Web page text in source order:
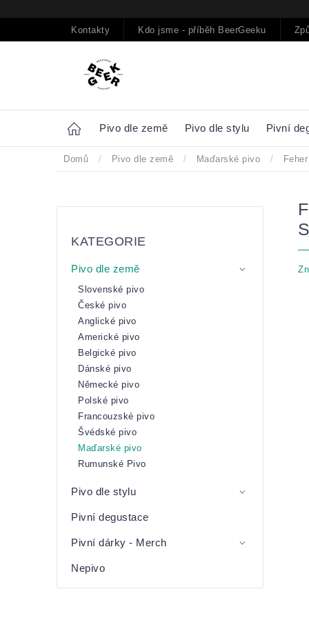
na
Kontakty Kdo jsme - příběh BeerGeeku
Home Pivo dle země Pivo dle stylu Pivní
Domů / Pivo dle země / Maďarské pivo /
panel
KATEGORIE
Pivo dle země
Slovenské pivo
České pivo
Anglické pivo
Americké pivo
Belgické pivo
Dánské pivo
Německé pivo
Polské pivo
Francouzské pivo
Švédské pivo
Maďarské pivo
Rumunské Pivo
Pivo dle stylu
Pivní degustace
Pivní dárky - Merch
Nepivo